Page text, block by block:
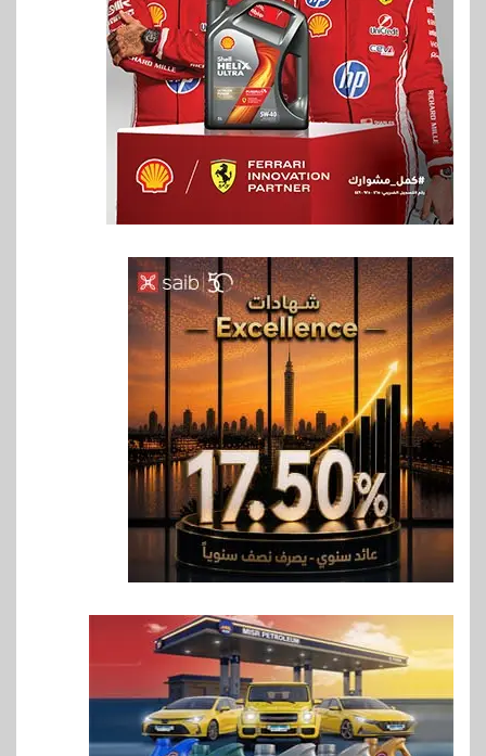
6
اخبار
حماقي يشعل سعادة ساحل في
رأس الحكمة.. وبوسي مفاجأة
الحفل
7
اقتصاد
وزيرا التخطيط والبترول يبحثان
جهود تحقيق أمن الطاقة
ارتفاع أسعار النفط مع تصاعد
المخاوف بشأن مستقبل الملاحة
في مضيق هرمز
9 بنوك